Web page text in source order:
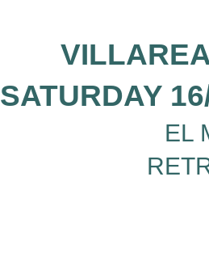
SATURDAY
EL